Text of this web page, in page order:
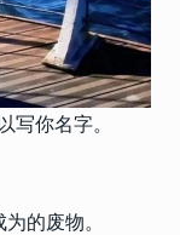
写你名字。
的废物。